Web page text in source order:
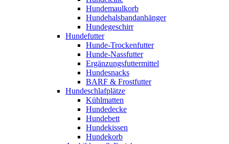
Hundemaulkorb
Hundehalsbandanhänger
Hundegeschirr
Hundefutter
Hunde-Trockenfutter
Hunde-Nassfutter
Ergänzungsfuttermittel
Hundesnacks
BARF & Frostfutter
Hundeschlafplätze
Kühlmatten
Hundedecke
Hundebett
Hundekissen
Hundekorb